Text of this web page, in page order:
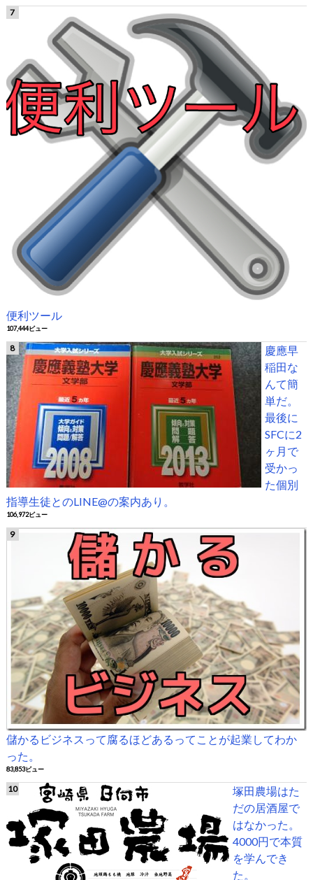
便利ツール
107,444ビュー
慶應早
稲田な
んて簡
単だ。
最後に
SFCに2
ヶ月で
受かっ
た個別
指導生徒とのLINE@の案内あり。
106,972ビュー
儲かるビジネスって腐るほどあるってことが起業してわか
った。
83,853ビュー
塚田農場はた
だの居酒屋で
はなかった。
4000円で本質
を学んでき
た。